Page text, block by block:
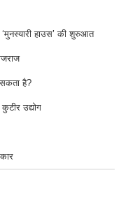
‘मुनस्यारी हाउस’ की शुरुआत
सकता है?
उद्योग